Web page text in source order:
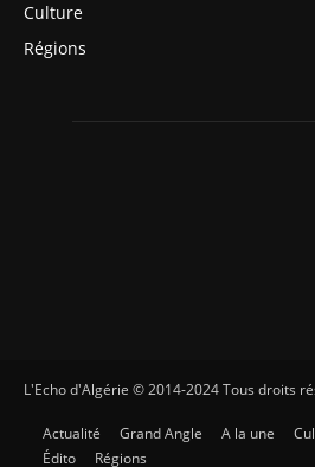
Culture
Régions
L'Echo d'Algérie © 2014-2024 Tous droits
Actualité Grand Angle A la une
Édito
Régions